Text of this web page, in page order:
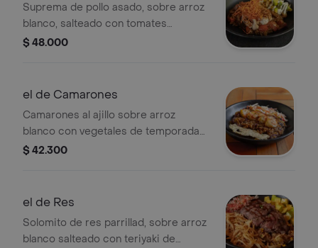
Suprema de pollo asado, sobre arroz
blanco, salteado con tomates
confitados en finas hierbas,
crocante de zanahoria.
$ 48.000
el de Camarones
Camarones al ajillo sobre arroz
blanco con vegetales de temporada
en teriyaki, coco garrapiñado,
parmesano.
$ 42.300
el de Res
Solomito de res parrillad, sobre arroz
blanco salteado con teriyaki de